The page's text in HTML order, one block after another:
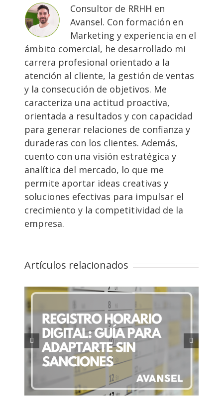
Consultor de RRHH en
Avansel. Con formación en
Marketing y experiencia en el
ámbito comercial, he desarrollado mi
carrera profesional orientado a la
atención al cliente, la gestión de ventas
y la consecución de objetivos. Me
caracteriza una actitud proactiva,
orientada a resultados y con capacidad
para generar relaciones de confianza y
duraderas con los clientes. Además,
cuento con una visión estratégica y
analítica del mercado, lo que me
permite aportar ideas creativas y
soluciones efectivas para impulsar el
crecimiento y la competitividad de la
empresa.
Artículos relacionados
Retribución flexible: Qué es y
cómo optimiza tu salario